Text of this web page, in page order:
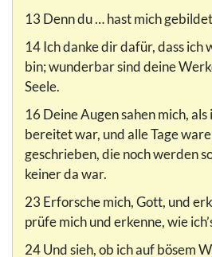
13 Denn du … hast mich
14 Ich danke dir dafür, dass
bin; wunderbar sind deine
Seele.
16 Deine Augen sahen mich, als
bereitet war, und alle Tage
geschrieben, die noch werden
keiner da war.
23 Erforsche mich, Gott, und
prüfe mich und erkenne, wie
24 Und sieh, ob ich auf bösem